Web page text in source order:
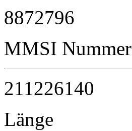
8872796
MMSI Nummer
211226140
Länge